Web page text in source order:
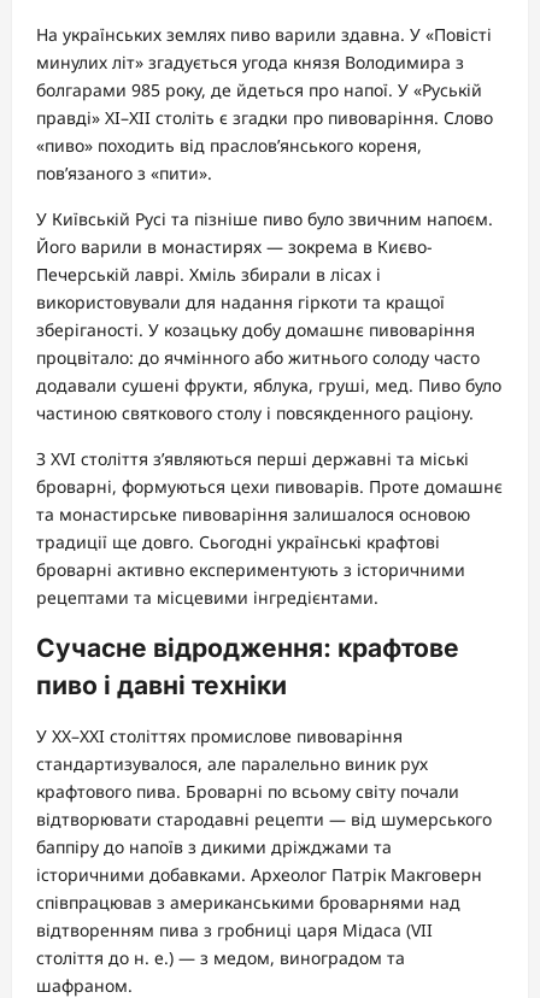
На українських землях пиво варили здавна. У «Повісті
минулих літ» згадується угода князя Володимира з
болгарами 985 року, де йдеться про напої. У «Руській
правді» XI–XII століть є згадки про пивоваріння. Слово
«пиво» походить від праслов’янського кореня,
пов’язаного з «пити».
У Київській Русі та пізніше пиво було звичним напоєм.
Його варили в монастирях — зокрема в Києво-
Печерській лаврі. Хміль збирали в лісах і
використовували для надання гіркоти та кращої
зберіганості. У козацьку добу домашнє пивоваріння
процвітало: до ячмінного або житнього солоду часто
додавали сушені фрукти, яблука, груші, мед. Пиво було
частиною святкового столу і повсякденного раціону.
З XVI століття з’являються перші державні та міські
броварні, формуються цехи пивоварів. Проте домашнє
та монастирське пивоваріння залишалося основою
традиції ще довго. Сьогодні українські крафтові
броварні активно експериментують з історичними
рецептами та місцевими інгредієнтами.
Сучасне відродження: крафтове
пиво і давні техніки
У XX–XXI століттях промислове пивоваріння
стандартизувалося, але паралельно виник рух
крафтового пива. Броварні по всьому світу почали
відтворювати стародавні рецепти — від шумерського
баппіру до напоїв з дикими дріжджами та
історичними добавками. Археолог Патрік Макговерн
співпрацював з американськими броварнями над
відтворенням пива з гробниці царя Мідаса (VII
століття до н. е.) — з медом, виноградом та
шафраном.